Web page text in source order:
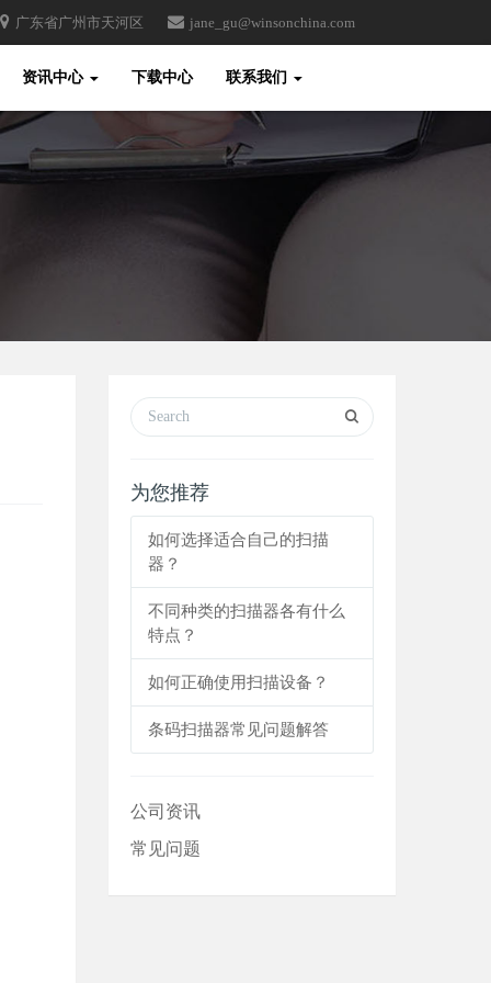
广东省广州市天河区 jane_gu@winsonchina.com
资讯中心 下载中心 联系我们
为您推荐
如何选择适合自己的扫描
器？
不同种类的扫描器各有什么
特点？
如何正确使用扫描设备？
条码扫描器常见问题解答
公司资讯
常见问题